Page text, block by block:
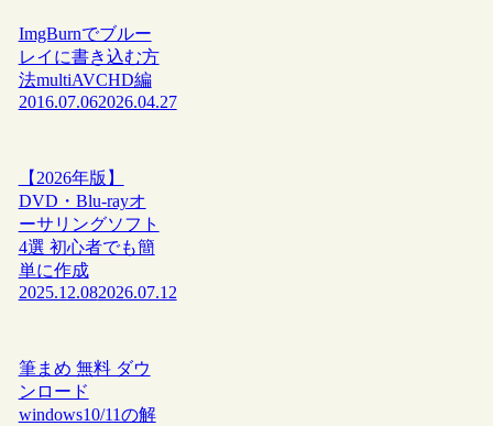
ImgBurnでブルー
レイに書き込む方
法multiAVCHD編
2016.07.062026.04.27
【2026年版】
DVD・Blu-rayオ
ーサリングソフト
4選 初心者でも簡
単に作成
2025.12.082026.07.12
筆まめ 無料 ダウ
ンロード
windows10/11の解